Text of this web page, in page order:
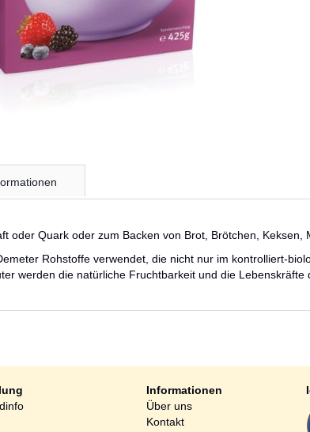
oder Quark oder zum Backen von Brot, Brötchen, Keksen,
Rohstoffe verwendet, die nicht nur im kontrolliert-
werden die natürliche Fruchtbarkeit und die Lebenskräfte
Informationen
Über uns
Kontakt